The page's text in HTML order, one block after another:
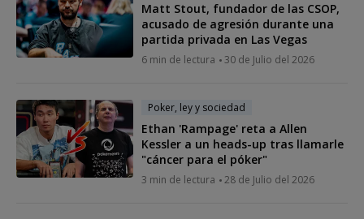
Matt Stout, fundador de las CSOP,
acusado de agresión durante una
partida privada en Las Vegas
6 min de lectura 30 de Julio del 2026
Poker, ley y sociedad
Ethan 'Rampage' reta a Allen
Kessler a un heads-up tras llamarle
"cáncer para el póker"
3 min de lectura 28 de Julio del 2026